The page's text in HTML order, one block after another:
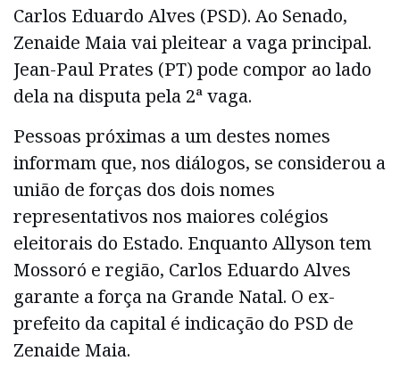
Carlos Eduardo Alves (PSD). Ao Senado,
Zenaide Maia vai pleitear a vaga principal.
Jean-Paul Prates (PT) pode compor ao lado
dela na disputa pela 2ª vaga.
Pessoas próximas a um destes nomes
informam que, nos diálogos, se considerou a
união de forças dos dois nomes
representativos nos maiores colégios
eleitorais do Estado. Enquanto Allyson tem
Mossoró e região, Carlos Eduardo Alves
garante a força na Grande Natal. O ex-
prefeito da capital é indicação do PSD de
Zenaide Maia.